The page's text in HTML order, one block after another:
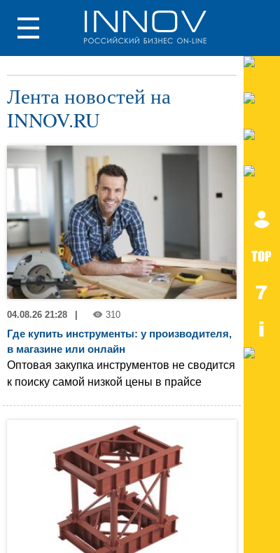
Лента новостей на
INNOV.RU
04.08.26 21:28 310
Где купить инструменты: у производителя,
в магазине или онлайн
Оптовая закупка инструментов не сводится
к поиску самой низкой цены в прайсе